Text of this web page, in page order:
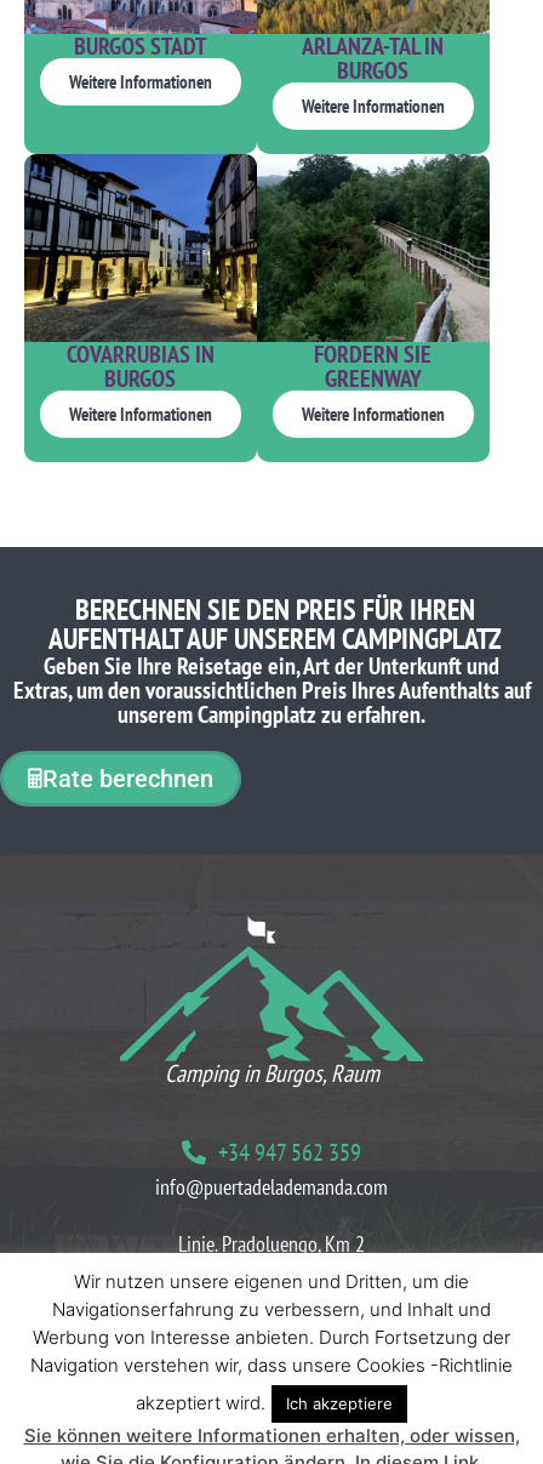
BURGOS STADT
Weitere Informationen
ARLANZA-TAL IN
BURGOS
Weitere Informationen
COVARRUBIAS IN
BURGOS
Weitere Informationen
FORDERN SIE
GREENWAY
Weitere Informationen
BERECHNEN SIE DEN PREIS FÜR IHREN
AUFENTHALT AUF UNSEREM CAMPINGPLATZ
Geben Sie Ihre Reisetage ein, Art der Unterkunft und
Extras, um den voraussichtlichen Preis Ihres Aufenthalts auf
unserem Campingplatz zu erfahren.
Rate berechnen
Camping in Burgos, Raum
+34 947 562 359
info@puertadelademanda.com
Linie. Pradoluengo, Km 2
09199 Herreros Villasur, Burgos
BlogKekse -RichtlinienDatenschutzrichtlinien
Bedarfstür © 2025.
Wir nutzen unsere eigenen und Dritten, um die
Navigationserfahrung zu verbessern, und Inhalt und
Werbung von Interesse anbieten. Durch Fortsetzung der
Navigation verstehen wir, dass unsere Cookies -Richtlinie
akzeptiert wird.
Ich akzeptiere
Sie können weitere Informationen erhalten, oder wissen,